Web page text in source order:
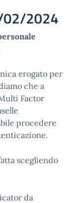
02/2024
erogato per
che a
Factor
procedere
scegliendo
da